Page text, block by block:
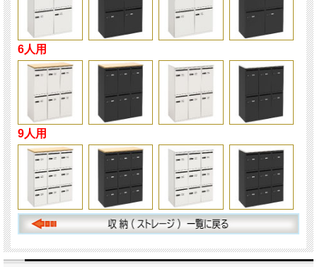
6人用
9人用